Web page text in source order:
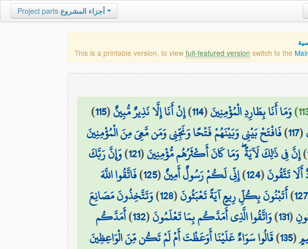
Project parts أجزاء المشروع
This is a printable version, to view full-featured version switch to the
وَمَا أَنَا بِطَارِدِ الْمُؤْمِنِينَ(
114
)إِنْ أَنَا إِلَّا نَذِيرٌ مُّبِينٌ(
115
)
(
117
)فَافْتَحْ بَيْنِي وَبَيْنَهُمْ فَتْحًا وَنَجِّنِي وَمَن مَّعِيَ مِنَ الْمُؤْمِنِينَ
)إِنَّ فِي ذَٰلِكَ لَآيَةً ۖ وَمَا كَانَ أَكْثَرُهُم مُّؤْمِنِينَ(
121
)وَإِنَّ رَبَّكَ
تَتَّقُونَ(
124
)إِنِّي لَكُمْ رَسُولٌ أَمِينٌ(
125
)فَاتَّقُوا اللَّهَ
127
)أَتَبْنُونَ بِكُلِّ رِيعٍ آيَةً تَعْبَثُونَ(
128
)وَتَتَّخِذُونَ مَصَانِعَ
(
131
)وَاتَّقُوا الَّذِي أَمَدَّكُم بِمَا تَعْلَمُونَ(
132
)أَمَدَّكُم
(
135
)قَالُوا سَوَاءٌ عَلَيْنَا أَوَعَظْتَ أَمْ لَمْ تَكُن مِّنَ الْوَاعِظِينَ